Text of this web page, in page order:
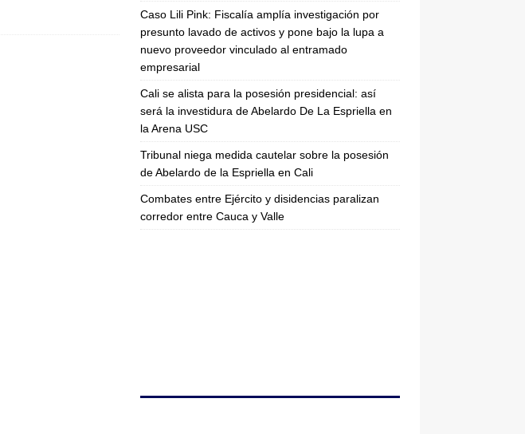
Caso Lili Pink: Fiscalía amplía investigación por
presunto lavado de activos y pone bajo la lupa a
nuevo proveedor vinculado al entramado
empresarial
Cali se alista para la posesión presidencial: así
será la investidura de Abelardo De La Espriella en
la Arena USC
Tribunal niega medida cautelar sobre la posesión
de Abelardo de la Espriella en Cali
Combates entre Ejército y disidencias paralizan
corredor entre Cauca y Valle